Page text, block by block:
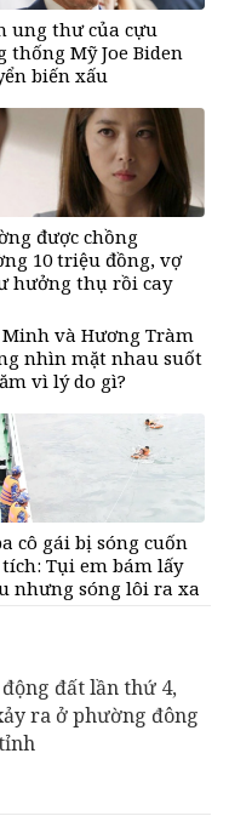
ung thư của cựu
thống Mỹ Joe Biden
biến xấu
được chồng
10 triệu đồng, vợ
hưởng thụ rồi cay
và Hương Tràm
nhìn mặt nhau suốt
vì lý do gì?
cô gái bị sóng cuốn
Tụi em bám lấy
nhưng sóng lôi ra xa
động đất lần thứ 4,
ra ở phường đông